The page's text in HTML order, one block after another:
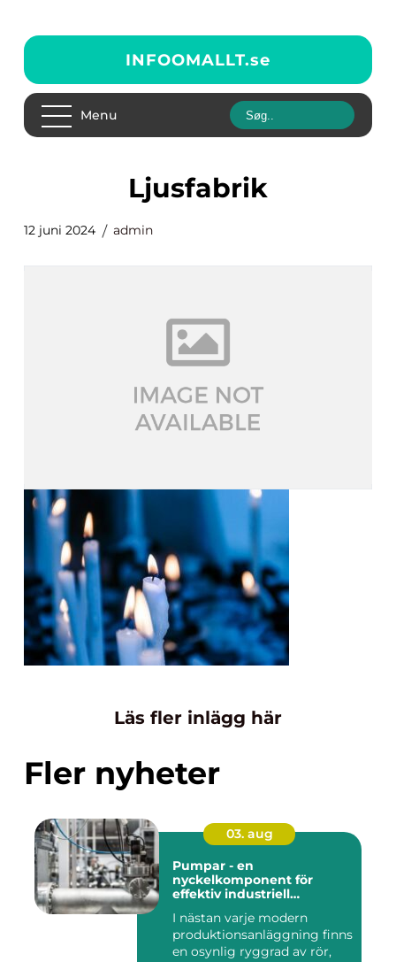
INFOOMALLT.se
Menu
ljusfabrik
12 juni 2024 admin
Läs fler inlägg här
Fler nyheter
03. aug
Pumpar - en
nyckelkomponent för
effektiv industriell
I nästan varje modern
produktionsanläggning finns
en osynlig ryggrad av rör,